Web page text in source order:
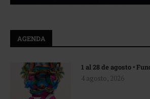
AGENDA
1 al 28 de agosto •
4 agosto, 2026